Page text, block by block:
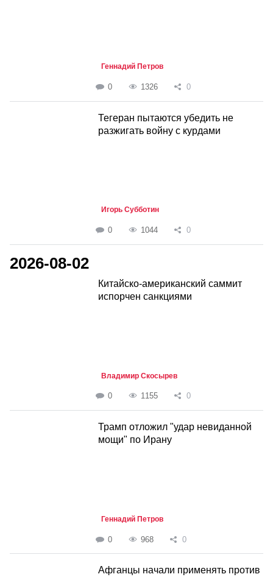
Геннадий Петров
0 1326 0
Тегеран пытаются убедить не
разжигать войну с курдами
Игорь Субботин
0 1044 0
2026-08-02
Китайско-американский саммит
испорчен санкциями
Владимир Скосырев
0 1155 0
Трамп отложил "удар невиданной
мощи" по Ирану
Геннадий Петров
0 968 0
Афганцы начали применять против